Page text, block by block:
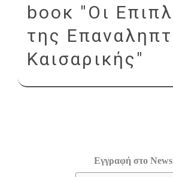
bοοκ "Οι
της
Καισαρικής"
Εγγραφή στο